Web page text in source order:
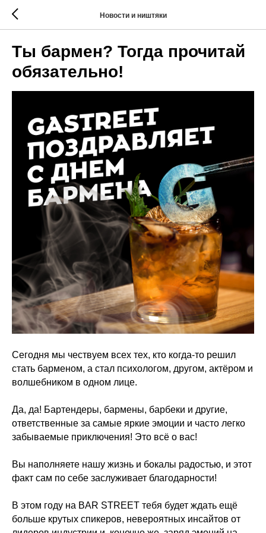
Новости и ништяки
Ты бармен? Тогда прочитай
обязательно!
Сегодня мы чествуем всех тех, кто когда-то решил
стать барменом, а стал психологом, другом, актёром и
волшебником в одном лице.
Да, да! Бартендеры, бармены, барбеки и другие,
ответственные за самые яркие эмоции и часто легко
забываемые приключения! Это всё о вас!
Вы наполняете нашу жизнь и бокалы радостью, и этот
факт сам по себе заслуживает благодарности!
В этом году на BAR STREET тебя будет ждать ещё
больше крутых спикеров, невероятных инсайтов от